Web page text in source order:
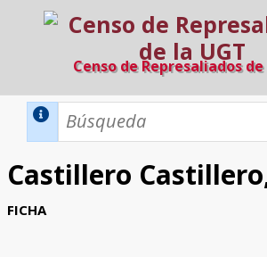
Censo de Represaliados de
Inicio
Castillero
FICHA